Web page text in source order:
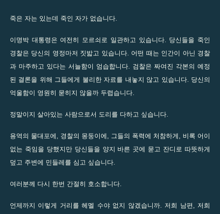
죽은 자는 있는데 죽인 자가 없습니다.
이명박 대통령은 여전히 모르쇠로 일관하고 있습니다. 당신들을 죽인
경찰은 당신의 영정마저 짓밟고 있습니다. 어떤 때는 인간이 아닌 경찰
과 마주하고 있다는 서늘함이 엄습합니다. 검찰은 짜여진 각본의 예정
된 결론을 위해 그들에게 불리한 자료를 내놓지 않고 있습니다. 당신의
억울함이 영원히 묻히지 않을까 두렵습니다.
정말이지 살아있는 사람으로서 도리를 다하고 싶습니다.
용역의 물대포에, 경찰의 몽둥이에, 그들의 폭력에 처참하게, 비록 어이
없는 죽임을 당했지만 당신들을 양지 바른 곳에 묻고 잔디로 따뜻하게
덮고 주변에 민들레를 심고 싶습니다.
여러분께 다시 한번 간절히 호소합니다.
언제까지 이렇게 거리를 헤멜 수야 없지 않겠습니까. 저희 남편, 저희